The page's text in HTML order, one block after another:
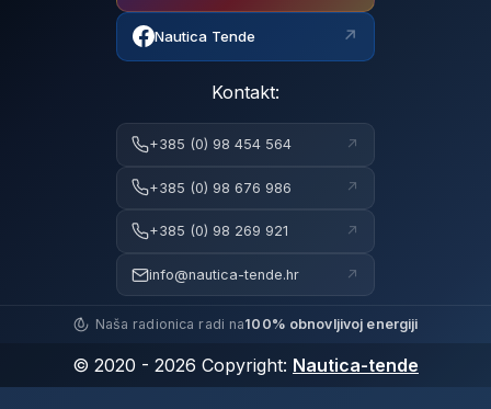
Nautica Tende ↗
Kontakt:
+385 (0) 98 454 564 ↗
+385 (0) 98 676 986 ↗
+385 (0) 98 269 921 ↗
info@nautica-tende.hr ↗
Naša radionica radi na100% obnovljivoj energiji
© 2020 - 2026 Copyright: Nautica-tende